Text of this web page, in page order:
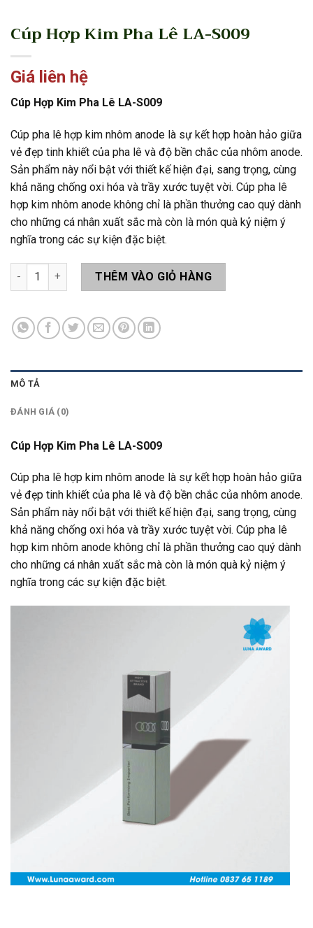
Cúp Hợp Kim Pha Lê LA-S009
Giá liên hệ
Cúp Hợp Kim Pha Lê LA-S009
Cúp pha lê hợp kim nhôm anode là sự kết hợp hoàn hảo giữa
vẻ đẹp tinh khiết của pha lê và độ bền chắc của nhôm anode.
Sản phẩm này nổi bật với thiết kế hiện đại, sang trọng, cùng
khả năng chống oxi hóa và trầy xước tuyệt vời. Cúp pha lê
hợp kim nhôm anode không chỉ là phần thưởng cao quý dành
cho những cá nhân xuất sắc mà còn là món quà kỷ niệm ý
nghĩa trong các sự kiện đặc biệt.
Cúp Hợp Kim Pha Lê LA-S009 số lượng
THÊM VÀO GIỎ HÀNG
MÔ TẢ
ĐÁNH GIÁ (0)
Cúp Hợp Kim Pha Lê LA-S009
Cúp pha lê hợp kim nhôm anode là sự kết hợp hoàn hảo giữa
vẻ đẹp tinh khiết của pha lê và độ bền chắc của nhôm anode.
Sản phẩm này nổi bật với thiết kế hiện đại, sang trọng, cùng
khả năng chống oxi hóa và trầy xước tuyệt vời. Cúp pha lê
hợp kim nhôm anode không chỉ là phần thưởng cao quý dành
cho những cá nhân xuất sắc mà còn là món quà kỷ niệm ý
nghĩa trong các sự kiện đặc biệt.